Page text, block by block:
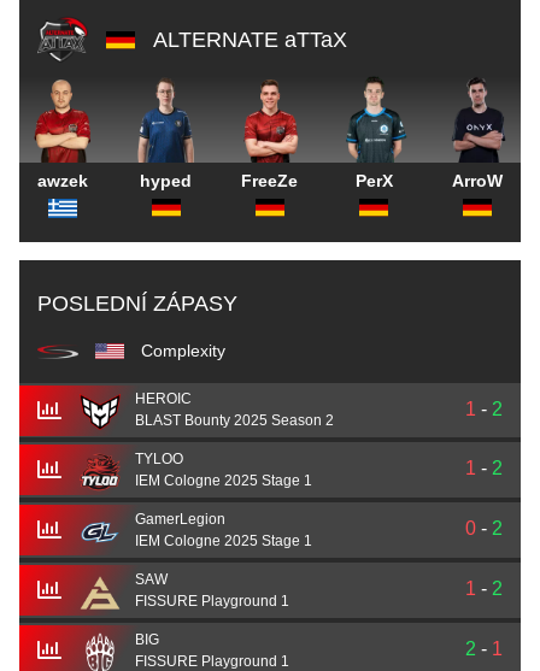
ALTERNATE aTTaX
awzek hyped FreeZe PerX ArroW
POSLEDNÍ ZÁPASY
Complexity
HEROIC
BLAST Bounty 2025 Season 2
1 - 2
TYLOO
IEM Cologne 2025 Stage 1
1 - 2
GamerLegion
IEM Cologne 2025 Stage 1
0 - 2
SAW
FISSURE Playground 1
1 - 2
BIG
FISSURE Playground 1
2 - 1